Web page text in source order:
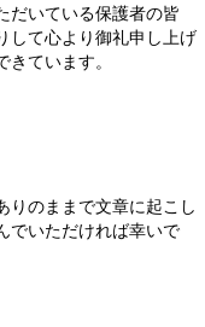
だいている保護者の皆
して心より御礼申し上げ
ています。
りのままで文章に起こし
でいただければ幸いで